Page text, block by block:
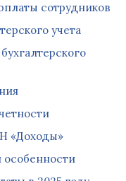
сотрудников
учета
«Доходы»